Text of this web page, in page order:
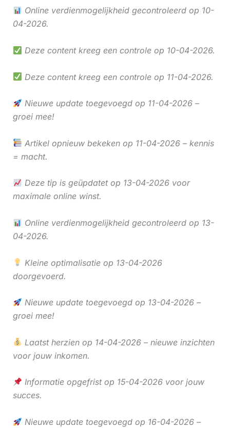
Online verdienmogelijkheid gecontroleerd op 10-
04-2026.
Deze content kreeg een controle op 10-04-2026.
Deze content kreeg een controle op 11-04-2026.
Nieuwe update toegevoegd op 11-04-2026 –
groei mee!
Artikel opnieuw bekeken op 11-04-2026 – kennis
= macht.
Deze tip is geüpdatet op 13-04-2026 voor
maximale online winst.
Online verdienmogelijkheid gecontroleerd op 13-
04-2026.
Kleine optimalisatie op 13-04-2026
doorgevoerd.
Nieuwe update toegevoegd op 13-04-2026 –
groei mee!
Laatst herzien op 14-04-2026 – nieuwe inzichten
voor jouw inkomen.
Informatie opgefrist op 15-04-2026 voor jouw
succes.
Nieuwe update toegevoegd op 16-04-2026 –